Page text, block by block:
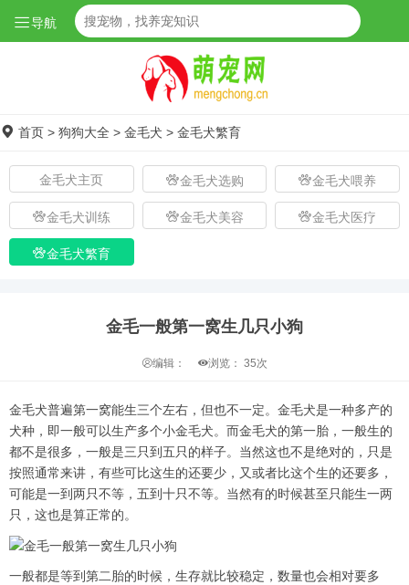
导航
首页 > 狗狗大全 > 金毛犬 > 金毛犬繁育
金毛犬主页 金毛犬选购 金毛犬喂养
金毛犬训练 金毛犬美容 金毛犬医疗
金毛犬繁育
金毛一般第一窝生几只小狗
编辑： 浏览： 35次
金毛犬普遍第一窝能生三个左右，但也不一定。金毛犬是一种多产的
犬种，即一般可以生产多个小金毛犬。而金毛犬的第一胎，一般生的
都不是很多，一般是三只到五只的样子。当然这也不是绝对的，只是
按照通常来讲，有些可比这生的还要少，又或者比这个生的还要多，
可能是一到两只不等，五到十只不等。当然有的时候甚至只能生一两
只，这也是算正常的。
一般都是等到第二胎的时候，生存就比较稳定，数量也会相对要多